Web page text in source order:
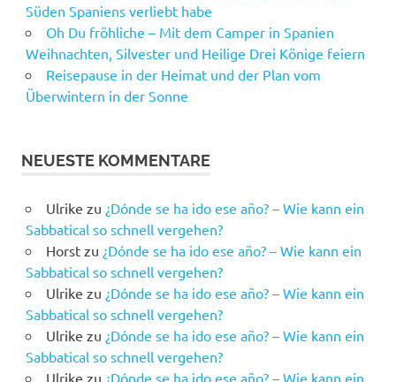
Süden Spaniens verliebt habe
Oh Du fröhliche – Mit dem Camper in Spanien
Weihnachten, Silvester und Heilige Drei Könige feiern
Reisepause in der Heimat und der Plan vom
Überwintern in der Sonne
NEUESTE KOMMENTARE
Ulrike zu ¿Dónde se ha ido ese año? – Wie kann ein
Sabbatical so schnell vergehen?
Horstzu ¿Dónde se ha ido ese año? – Wie kann ein
Sabbatical so schnell vergehen?
Ulrike zu ¿Dónde se ha ido ese año? – Wie kann ein
Sabbatical so schnell vergehen?
Ulrike zu ¿Dónde se ha ido ese año? – Wie kann ein
Sabbatical so schnell vergehen?
Ulrike zu ¿Dónde se ha ido ese año? – Wie kann ein